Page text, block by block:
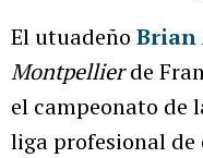
El utuadeño Brian
Montpellierde
el campeonato de
liga profesional de